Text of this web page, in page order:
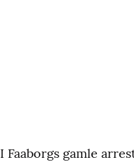
I Faaborgs gamle